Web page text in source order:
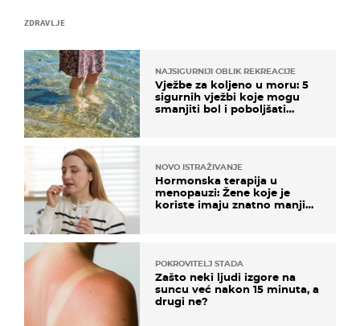
ZDRAVLJE
NAJSIGURNIJI OBLIK REKREACIJE
Vježbe za koljeno u moru: 5
sigurnih vježbi koje mogu
smanjiti bol i poboljšati
NOVO ISTRAŽIVANJE
Hormonska terapija u
menopauzi: Žene koje je
koriste imaju znatno manji
POKROVITELJ STADA
Zašto neki ljudi izgore na
suncu već nakon 15 minuta, a
drugi ne?